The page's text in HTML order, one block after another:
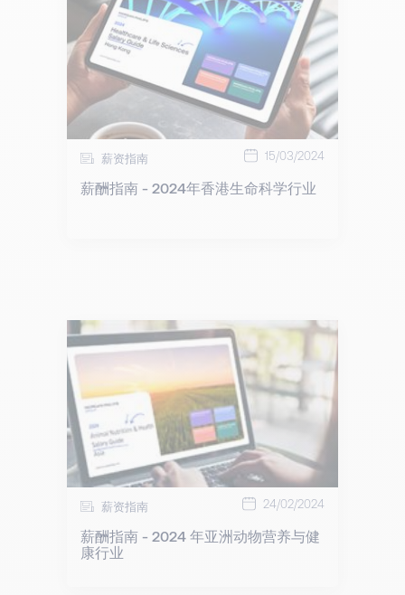
薪资指南 15/03/2024
薪酬指南 - 2024年香港生命科学行业
薪资指南 24/02/2024
薪酬指南 - 2024 年亚洲动物营养与健
康行业